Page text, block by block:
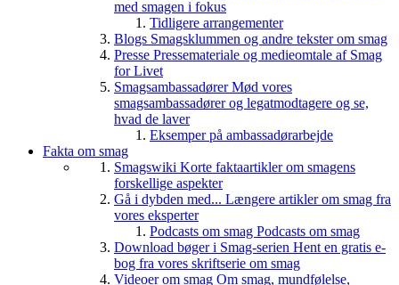
med smagen i fokus
Tidligere arrangementer
Blogs Smagsklummen og andre tekster om smag
Presse Pressemateriale og medieomtale af Smag
for Livet
SmagsambassadørerMød vores
smagsambassadører og legatmodtagere og se,
hvad de laver
Eksemper på ambassadørarbejde
Fakta om smag
Smagswiki Korte faktaartikler om smagens
forskellige aspekter
Gå i dybden med... Længere artikler om smag fra
vores eksperter
Podcasts om smag Podcasts om smag
Download bøger i Smag-serien Hent en gratis e-
bog fra vores skriftserie om smag
Videoer om smag Om smag, mundfølelse,